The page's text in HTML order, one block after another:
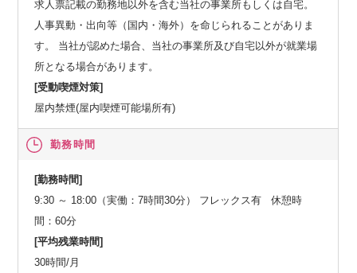
求人票記載の勤務地以外を含む当社の事業所もしくは自宅。
人事異動・出向等（国内・海外）を命じられることがありま
す。 当社が認めた場合、当社の事業所及び自宅以外が就業場
所となる場合があります。
[受動喫煙対策]
屋内禁煙(屋内喫煙可能場所有)
勤務時間
[勤務時間]
9:30 ～ 18:00（実働：7時間30分） フレックス有 休憩時
間：60分
[平均残業時間]
30時間/月